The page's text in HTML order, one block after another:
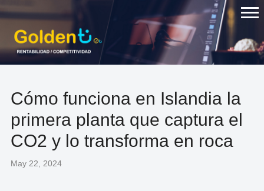
to
content
Cómo funciona en Islandia la
primera planta que captura el
CO2 y lo transforma en roca
May 22, 2024